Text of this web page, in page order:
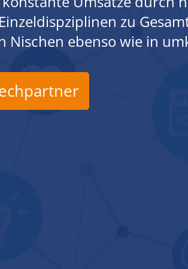
zu
Nischen ebenso wie in